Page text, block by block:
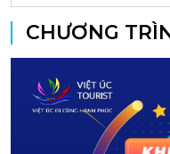
CHƯƠNG